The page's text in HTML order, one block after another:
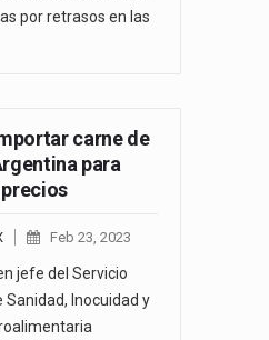
por retrasos en las
carne de
para
Feb 23, 2023
jefe del Servicio
Sanidad, Inocuidad y